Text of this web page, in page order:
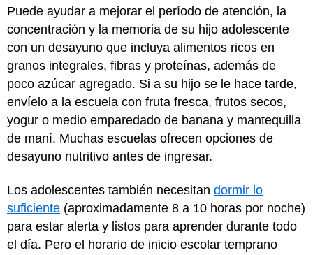
Puede ayudar a mejorar el período de atención, la
concentración y la memoria de su hijo adolescente
con un desayuno que incluya alimentos ricos en
granos integrales, fibras y proteínas, además de
poco azúcar agregado. Si a su hijo se le hace tarde,
envíelo a la escuela con fruta fresca, frutos secos,
yogur o medio emparedado de banana y mantequilla
de maní. Muchas escuelas ofrecen opciones de
desayuno nutritivo antes de ingresar.
Los adolescentes también necesitan dormir lo
suficiente (aproximadamente 8 a 10 horas por noche)
para estar alerta y listos para aprender durante todo
el día. Pero el horario de inicio escolar temprano